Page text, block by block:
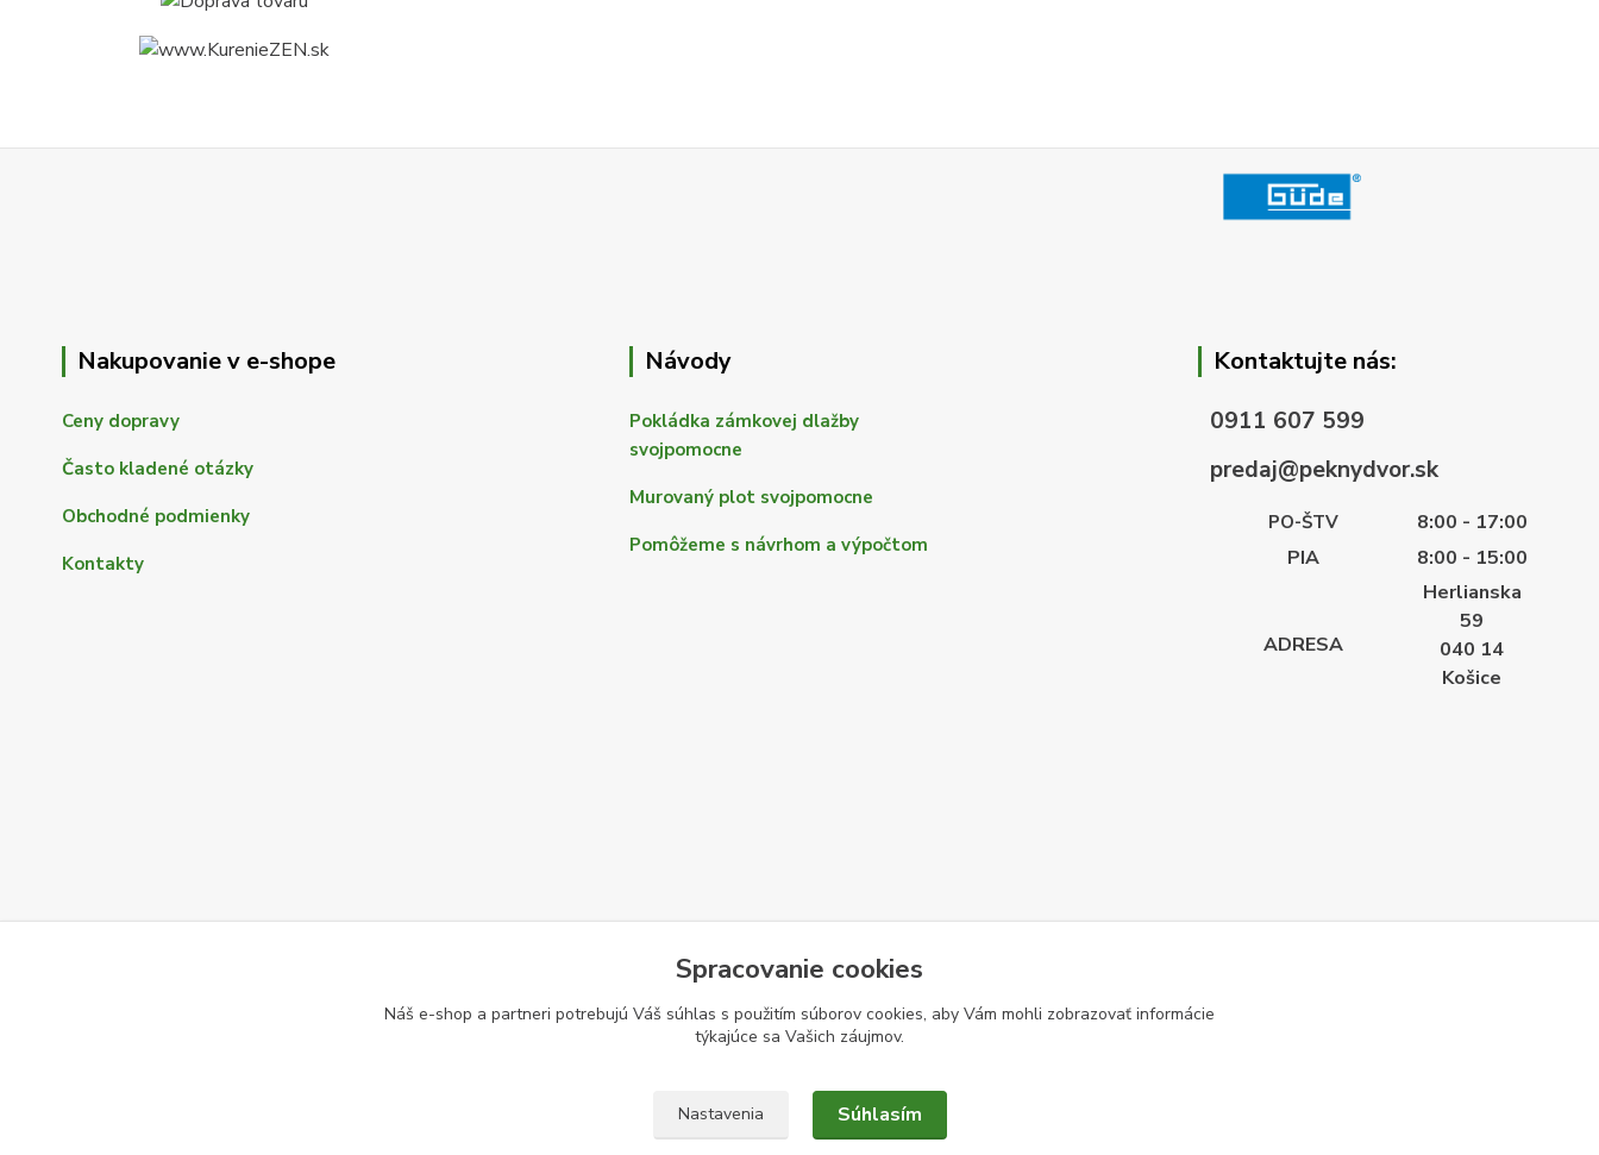
Nakupovanie v e-shope
Ceny dopravy
Často kladené otázky
Obchodné podmienky
Kontakty
Návody
Pokládka zámkovej dlažby
svojpomocne
Murovaný plot svojpomocne
Pomôžeme s návrhom a výpočtom
Kontaktujte nás:
0911 607 599
predaj@peknydvor.sk
PO-ŠTV
8:00 - 17:00
PIA
8:00 - 15:00
ADRESA
Herlianska
59
040 14
Košice
Spracovanie cookies
Náš e-shop a partneri potrebujú Váš súhlas s použitím súborov cookies, aby Vám mohli zobrazovať informácie
týkajúce sa Vašich záujmov.
Nastavenia Súhlasím